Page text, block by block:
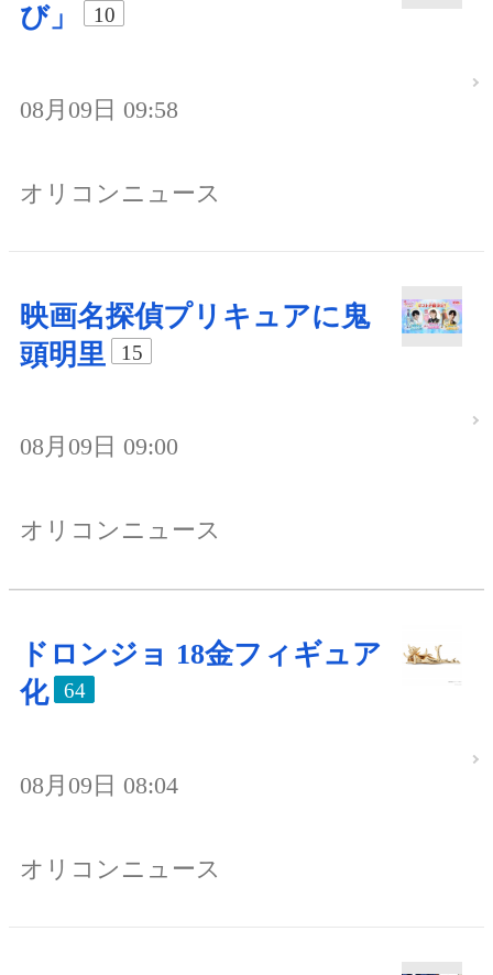
び」 10
08月09日 09:58
オリコンニュース
映画名探偵プリキュアに鬼
頭明里
15
08月09日 09:00
オリコンニュース
ドロンジョ 18金フィギュア
化
64
08月09日 08:04
オリコンニュース